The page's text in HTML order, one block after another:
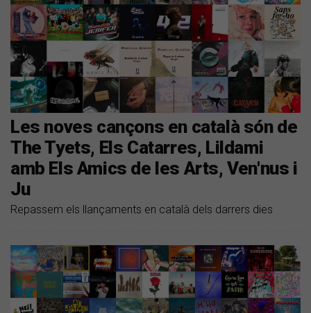
Les noves cançons en català són de
The Tyets, Els Catarres, Lildami
amb Els Amics de les Arts, Ven'nus i
Ju
Repassem els llançaments en català dels darrers dies